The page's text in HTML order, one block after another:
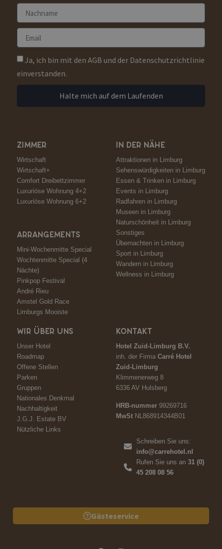
Ja, ich bin mit den AGB und der Datenschutzrichtlinie
einverstanden.
Halte mich auf dem Laufenden
ZIMMER
Wirtschaft
Wirtschaft+
Comfort Dreibettzimmer
Luxuriöse Wohnung 4+2
Luxuriöse Wohnung 6+2
ARRANGEMENTS
Mini-Wochenmitte Special
Wochtenmitte Special (4
Nächte)
Pinkpop Festival
André Rieu
Amstel Gold Race
Limburgs Mooiste
IN DER NÄHE
Attraktionen in Limburg
Sehenswürdigkeiten in Limburg
Essen & Trinken in Limburg
Events in Limburg
Radfahren in Limburg
Museen in Limburg
Naturschönheit in Limburg
Sonstiges
Übernachten in Limburg
Sport in Limburg
Wandern in Limburg
Wellness in Limburg
WIR ÜBER UNS
Unser Hotel
Roadmap
Offene Stellen
Parken
Gruppen
Nationales Denkmal
Nachhaltigkeit
J.G.J. Estate BV
Nützliche Links
KONTAKT
Hotel Zuid-Limburg B.V.
inh. der Firma Carré Hotel
Zuid-Limburg
Klimmenerweg 8
6336 AV Hulsberg
HRB-nummer 99269716
MwSt NL868914344B01
Schreiben Sie uns:
info@carrehotel.nl
Rufen Sie uns an 31 (0)
45 208 08 56
Gästeservice